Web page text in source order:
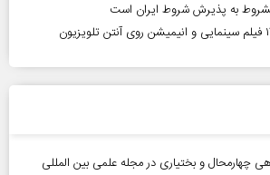
به پذیرش شروط ایران است
چهارمحال و بختیاری در مجله علمی بین المللی